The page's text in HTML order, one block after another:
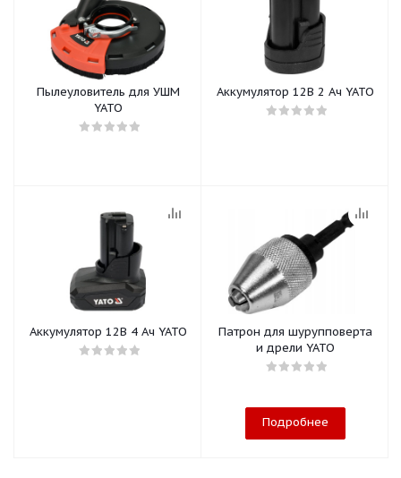
Пылеуловитель для УШМ
YATO
Аккумулятор 12В 2 Ач YATO
Аккумулятор 12В 4 Ач YATO
Патрон для шурупповерта
и дрели YATO
Подробнее